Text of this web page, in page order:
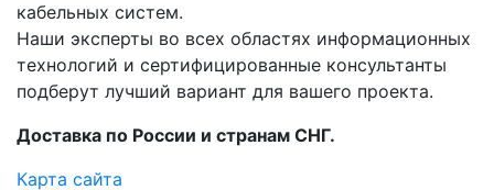
кабельных систем.
Наши эксперты во всех областях информационных
технологий и сертифицированные консультанты
подберут лучший вариант для вашего проекта.
Доставка по России и странам СНГ.
Карта сайта